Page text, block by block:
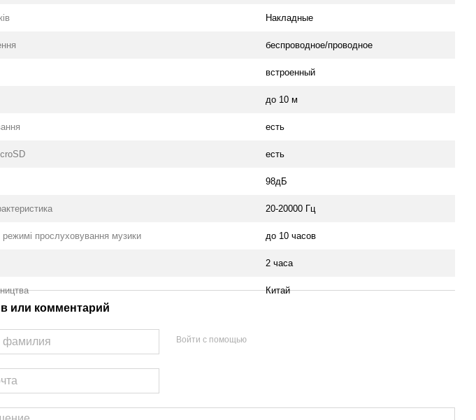
Накладные
беспроводное/проводное
встроенный
до 10 м
есть
есть
98дБ
20-20000 Гц
прослуховування музики до 10 часов
2 часа
Китай
или комментарий
Войти с помощью